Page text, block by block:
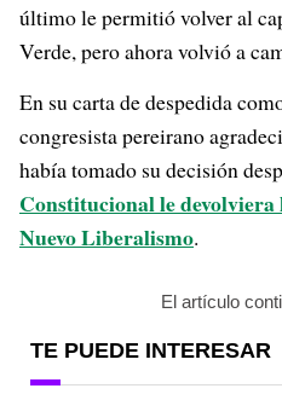
último le permitió volver al
Verde, pero ahora volvió a
En su carta de despedida
congresista pereirano
había tomado su decisión
Constitucional le
Nuevo Liberalismo.
El artículo
TE PUEDE INTERESAR